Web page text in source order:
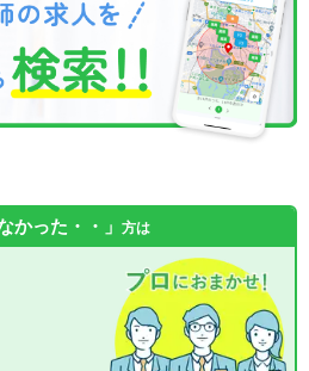
かった・・」 方は